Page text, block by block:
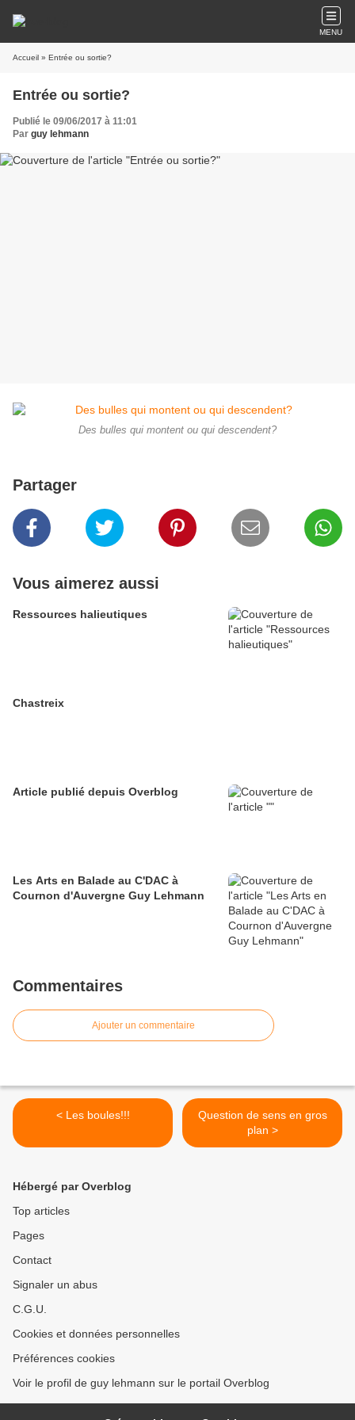
MENU
Accueil » Entrée ou sortie?
Entrée ou sortie?
Publié le 09/06/2017 à 11:01
Par guy lehmann
Des bulles qui montent ou qui descendent?
Partager
Vous aimerez aussi
Ressources halieutiques
Chastreix
Article publié depuis Overblog
Les Arts en Balade au C'DAC à
Cournon d'Auvergne Guy Lehmann
Commentaires
Ajouter un commentaire
< Les boules!!!
Question de sens en gros
plan >
Hébergé par Overblog
Top articles
Pages
Contact
Signaler un abus
C.G.U.
Cookies et données personnelles
Préférences cookies
Voir le profil de guy lehmann sur le portail Overblog